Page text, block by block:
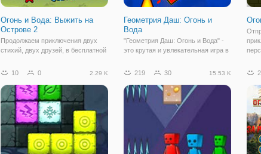
Огонь и Вода: Выжить на
Острове 2
Продолжаем приключения двух
стихий, двух друзей, в бесплатной
Выжить на Острове 2". На этот раз
в засаду, оказавшись на
таинственном острове. Теперь
стихиям
Геометрия Даш: Огонь и
Вода
"Геометрия Даш: Огонь и Вода" -
это крутая и увлекательная игра в
вас равнодушными. В данной
свежая графика, неизменно
захватывающие препятствия, и
интересные
10 0 2.29 K 219 30 15.53 K